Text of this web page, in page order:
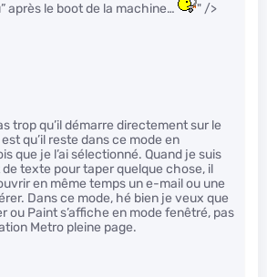
après le boot de la machine…
" />
trop qu’il démarre directement sur le
qu’il reste dans ce mode en
que je l’ai sélectionné. Quand je suis
texte pour taper quelque chose, il
en même temps un e-mail ou une
Dans ce mode, hé bien je veux que
ou Paint s’affiche en mode fenêtré, pas
Metro pleine page.